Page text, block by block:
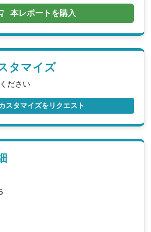
本レポートを購入
タマイズ
ださい
スタマイズをリクエスト